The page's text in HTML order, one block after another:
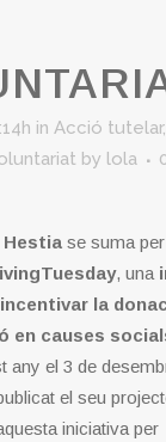
in Acció tutelar,
by lola
Hestia se suma
, una
la
en causes
any el 3 de
el seu
iniciativa per